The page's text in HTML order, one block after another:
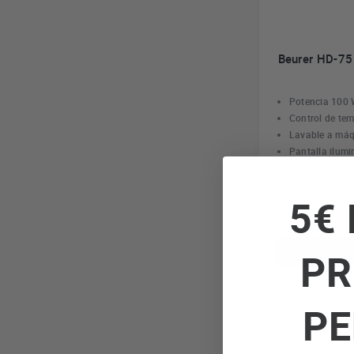
Beurer HD-
Potencia 100
Control de
Lavable a
Pantalla
Más
5€